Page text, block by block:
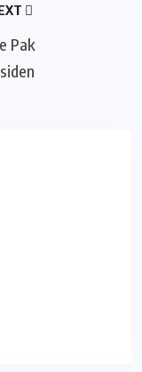
Pak